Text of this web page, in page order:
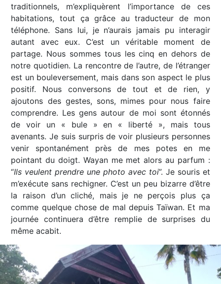
traditionnels, m’expliquèrent l’importance de ces
habitations, tout ça grâce au traducteur de mon
téléphone. Sans lui, je n’aurais jamais pu interagir
autant avec eux. C’est un véritable moment de
partage. Nous sommes tous les cinq en dehors de
notre quotidien. La rencontre de l’autre, de l’étranger
est un bouleversement, mais dans son aspect le plus
positif. Nous conversons de tout et de rien, y
ajoutons des gestes, sons, mimes pour nous faire
comprendre. Les gens autour de moi sont étonnés
de voir un « bule » en « liberté », mais tous
avenants. Je suis surpris de voir plusieurs personnes
venir spontanément près de mes potes en me
pointant du doigt. Wayan me met alors au parfum :
“Ils veulent prendre une photo avec toi”. Je souris et
m’exécute sans rechigner. C’est un peu bizarre d’être
la raison d’un cliché, mais je ne perçois plus ça
comme quelque chose de mal depuis Taïwan. Et ma
journée continuera d’être remplie de surprises du
même acabit.